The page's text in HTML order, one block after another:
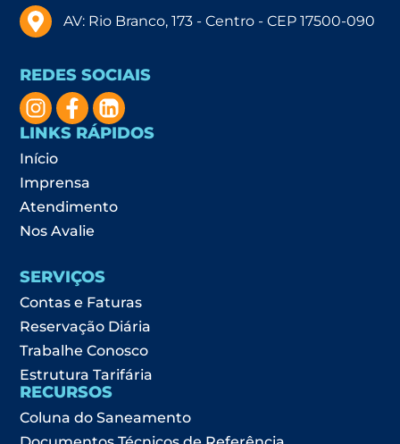
AV: Rio Branco, 173 - Centro - CEP 17500-090
REDES SOCIAIS
LINKS RÁPIDOS
Início
Imprensa
Atendimento
Nos Avalie
SERVIÇOS
Contas e Faturas
Reservação Diária
Trabalhe Conosco
Estrutura Tarifária
RECURSOS
Coluna do Saneamento